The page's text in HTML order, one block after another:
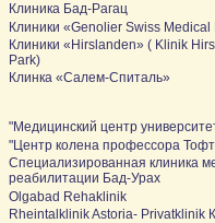
Клиника Бад-Рагац
Клиники «Genolier Swiss Medical
Клиники «Hirslanden» ( Klinik
Park)
Клинка «Салем-Спиталь»
"Mедицинский центр
"Центр колена профессора
Cпециализированная клиника
реабилитации Бад-Урах
Olgabad Rehaklinik
Rheintalklinik Astoria- Privatklinik